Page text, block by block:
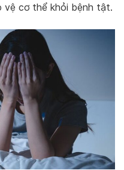
vệ cơ thể khỏi bệnh tật.